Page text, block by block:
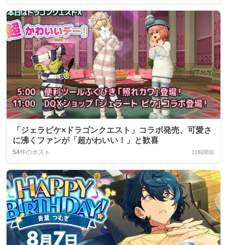
「ジェラピケ×ドラゴンクエスト」コラボ発売、可愛さ
に沸くファンが「超かわいい！」と歓喜
54件のポスト 11時間前